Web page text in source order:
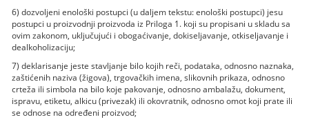
6) dozvoljeni enološki postupci (u daljem tekstu: enološki postupci) jesu
postupci u proizvodnji proizvoda iz Priloga 1. koji su propisani u skladu sa
ovim zakonom, uključujući i obogaćivanje, dokiseljavanje, otkiseljavanje i
dealkoholizaciju;
7) deklarisanje jeste stavljanje bilo kojih reči, podataka, odnosno naznaka,
zaštićenih naziva (žigova), trgovačkih imena, slikovnih prikaza, odnosno
crteža ili simbola na bilo koje pakovanje, odnosno ambalažu, dokument,
ispravu, etiketu, alkicu (privezak) ili okovratnik, odnosno omot koji prate ili
se odnose na određeni proizvod;